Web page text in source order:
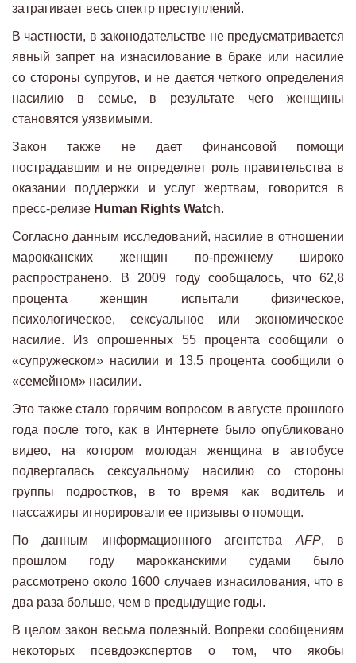
затрагивает весь спектр преступлений.
В частности, в законодательстве не предусматривается
явный запрет на изнасилование в браке или насилие
со стороны супругов, и не дается четкого определения
насилию в семье, в результате чего женщины
становятся уязвимыми.
Закон также не дает финансовой помощи
пострадавшим и не определяет роль правительства в
оказании поддержки и услуг жертвам, говорится в
пресс-релизе Human Rights Watch.
Согласно данным исследований, насилие в отношении
марокканских женщин по-прежнему широко
распространено. В 2009 году сообщалось, что 62,8
процента женщин испытали физическое,
психологическое, сексуальное или экономическое
насилие. Из опрошенных 55 процента сообщили о
«супружеском» насилии и 13,5 процента сообщили о
«семейном» насилии.
Это также стало горячим вопросом в августе прошлого
года после того, как в Интернете было опубликовано
видео, на котором молодая женщина в автобусе
подвергалась сексуальному насилию со стороны
группы подростков, в то время как водитель и
пассажиры игнорировали ее призывы о помощи.
По данным информационного агентства AFP, в
прошлом году марокканскими судами было
рассмотрено около 1600 случаев изнасилования, что в
два раза больше, чем в предыдущие годы.
В целом закон весьма полезный. Вопреки сообщениям
некоторых псевдоэкспертов о том, что якобы